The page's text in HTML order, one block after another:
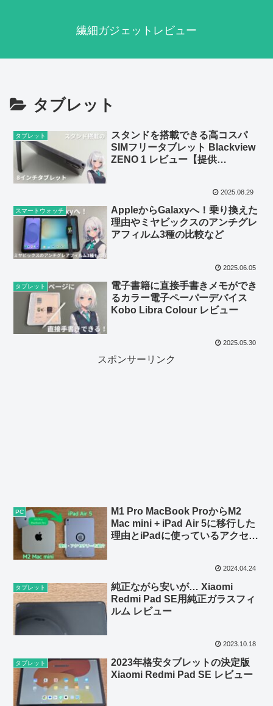
繊細ガジェットレビュー
タブレット
タブレット
スタンドを搭載できる高コスパ
SIMフリータブレット Blackview
ZENO 1 レビュー【提供
2025.08.29
スマートウォッチ
AppleからGalaxyへ！乗り換えた
理由やミヤビックスのアンチグレ
アフィルム3種の比較など
2025.06.05
タブレット
電子書籍に直接手書きメモができ
るカラー電子ペーパーデバイス
Kobo Libra Colour レビュー
2025.05.30
スポンサーリンク
PC
M1 Pro MacBook ProからM2
Mac mini + iPad Air 5に移行した
理由とiPadに使っているアクセサ
2024.04.24
タブレット
純正ながら安いが… Xiaomi
Redmi Pad SE用純正ガラスフィ
ルム レビュー
2023.10.18
タブレット
2023年格安タブレットの決定版
Xiaomi Redmi Pad SE レビュー